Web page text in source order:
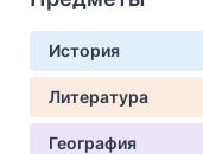
История
Литература
География